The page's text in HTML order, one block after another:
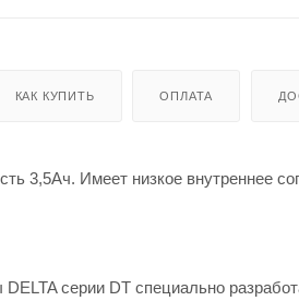
КАК КУПИТЬ ОПЛАТА
3,5Ач. Имеет низкое внутреннее
серии DT специально